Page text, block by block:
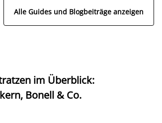
Alle Guides und Blogbeiträge anzeigen
im Überblick:
Bonell & Co.